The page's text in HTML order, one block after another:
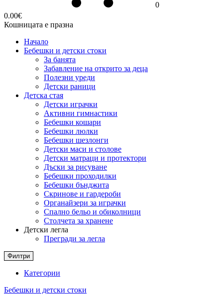
0
0.00€
Кошницата е празна
Начало
Бебешки и детски стоки
За банята
Забавление на открито за деца
Полезни уреди
Детски раници
Детска стая
Детски играчки
Активни гимнастики
Бебешки кошари
Бебешки люлки
Бебешки шезлонги
Детски маси и столове
Детски матраци и протектори
Дъски за рисуване
Бебешки проходилки
Бебешки бънджита
Скринове и гардероби
Органайзери за играчки
Спално бельо и обиколници
Столчета за хранене
Детски легла
Прегради за легла
Филтри
Категории
Бебешки и детски стоки